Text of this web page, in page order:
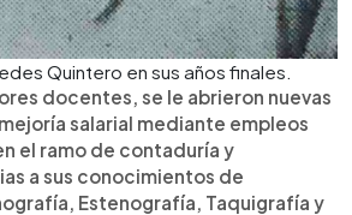
Quintero en sus años finales.
docentes, se le abrieron nuevas
salarial mediante empleos
el ramo de contaduría y
a sus conocimientos de
Estenografía, Taquigrafía y